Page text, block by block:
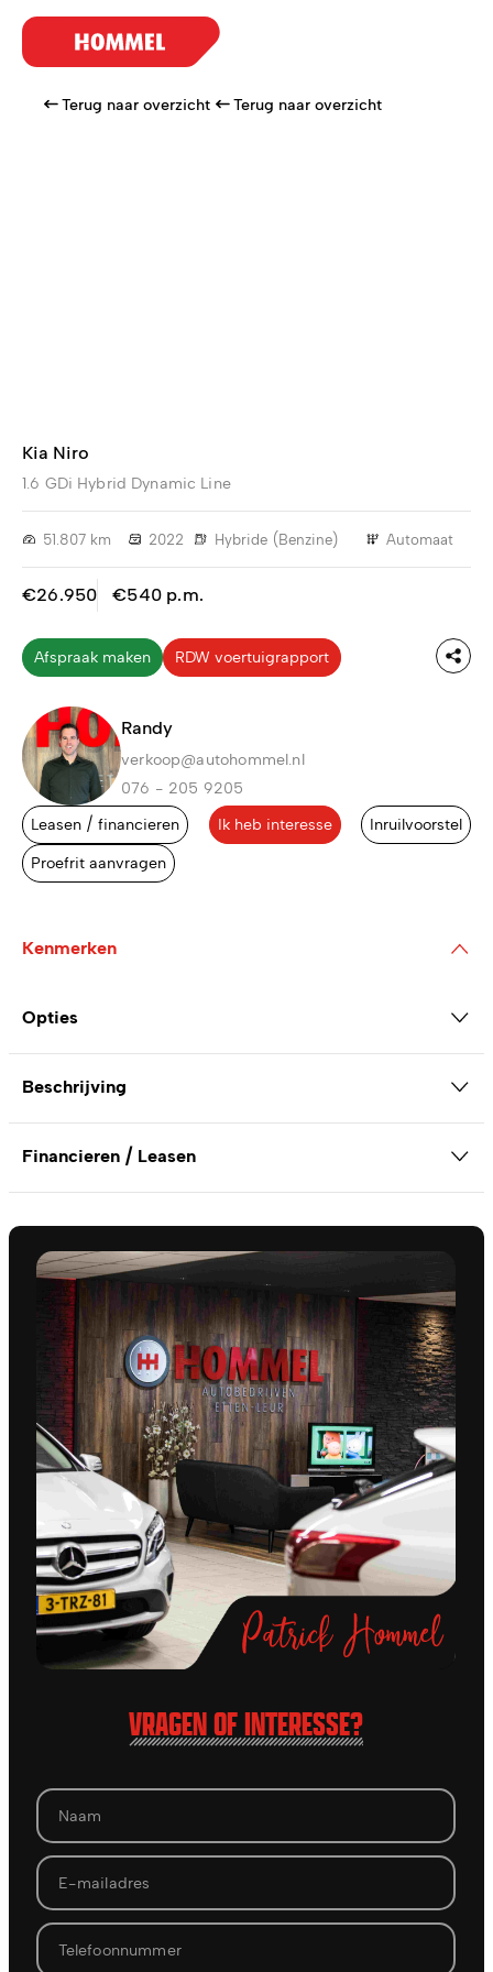
Terug naar overzicht Terug naar overzicht
Kia Niro
1.6 GDi Hybrid Dynamic Line
51.807 km 2022 Hybride (Benzine) Automaat
€26.950 €540 p.m.
Afspraak maken RDW voertuigrapport
Leasen / financieren Ik heb interesse Inruilvoorstel
Proefrit aanvragen
Randy
verkoop@autohommel.nl
076 - 205 9205
Kenmerken
Opties
Beschrijving
Financieren / Leasen
VRAGEN OF INTERESSE?